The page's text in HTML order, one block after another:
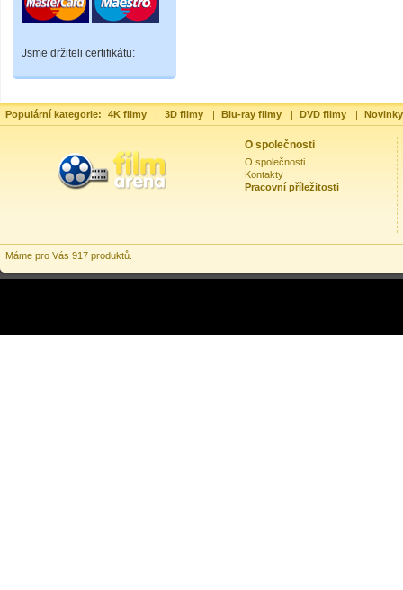
Jsme držiteli certifikátu:
Populární kategorie: 4K filmy | 3D filmy | Blu-ray filmy | DVD filmy |
O společnosti
O společnosti
Kontakty
Pracovní příležitosti
Máme pro Vás 917 produktů.